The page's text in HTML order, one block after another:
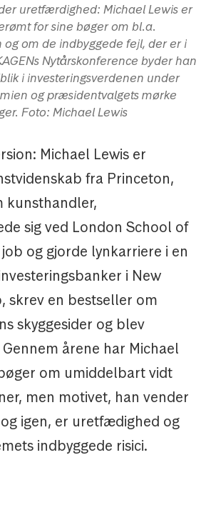
uretfærdighed: Michael Lewis er
for sine bøger om bl.a.
om de indbyggede fejl, der er i
Nytårskonference byder han
i investeringsverdenen under
og præsidentvalgets mørke
Foto: Michael Lewis
Michael Lewis er
fra Princeton,
kunsthandler,
sig ved London School of
og gjorde lynkarriere i en
i New
skrev en bestseller om
skyggesider og blev
årene har Michael
om umiddelbart vidt
men motivet, han vender
igen, er uretfædighed og
indbyggede risici.